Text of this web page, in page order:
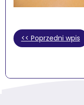
<< Poprzedni wpis